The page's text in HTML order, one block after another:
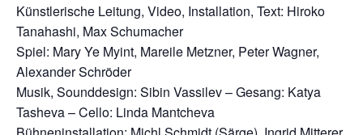
Künstlerische Leitung, Video, Installation, Text: Hiroko
Tanahashi, Max Schumacher
Spiel: Mary Ye Myint, Mareile Metzner, Peter Wagner,
Alexander Schröder
Musik, Sounddesign: Sibin Vassilev – Gesang: Katya
Tasheva – Cello: Linda Mantcheva